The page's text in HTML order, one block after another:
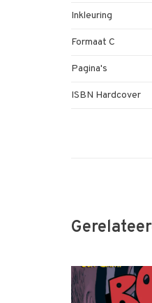
Inkleuring
Formaat C
Pagina's
ISBN Hardcover